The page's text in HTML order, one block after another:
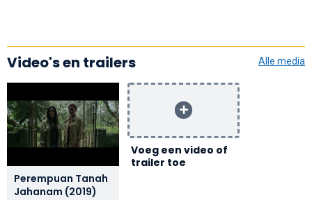
Video's en trailers Alle media
Perempuan Tanah
Jahanam (2019)
Voeg een video of
trailer toe